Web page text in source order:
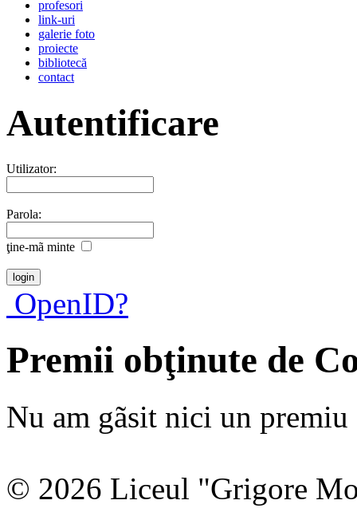
profesori
link-uri
galerie foto
proiecte
bibliotecă
contact
Autentificare
Utilizator:
Parola:
ţine-mã minte
OpenID?
Premii obţinute de
Nu am gãsit nici un premiu
© 2026 Liceul "Grigore